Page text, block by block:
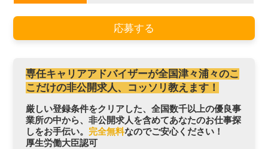
応募する
専任キャリアアドバイザーが全国津々浦々のこ
こだけの非公開求人、コッソリ教えます！
厳しい登録条件をクリアした、全国数千以上の優良事
業所の中から、非公開求人を含めてあなたのお仕事探
しをお手伝い。 完全無料なのでご安心ください！
厚生労働大臣認可